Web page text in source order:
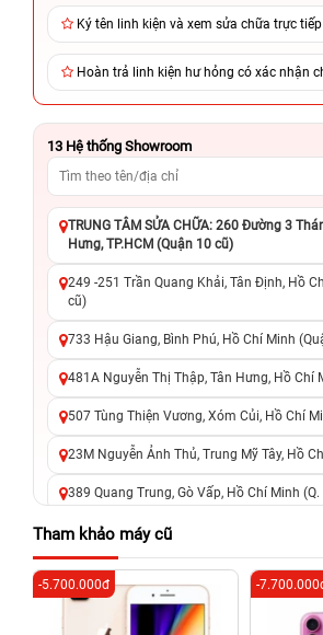
Ký tên linh kiện và xem sửa chữa trực tiếp
Hoàn trả linh kiện hư hỏng có xác nhận
13 Hệ thống Showroom
TRUNG TÂM SỬA CHỮA: 260 Đường 3
Hưng, TP.HCM (Quận 10 cũ)
249 -251 Trần Quang Khải, Tân Định, Hồ
cũ)
733 Hậu Giang, Bình Phú, Hồ Chí Minh
481A Nguyễn Thị Thập, Tân Hưng, Hồ Chí
507 Tùng Thiện Vương, Xóm Củi, Hồ Chí
23M Nguyễn Ảnh Thủ, Trung Mỹ Tây, Hồ
389 Quang Trung, Gò Vấp, Hồ Chí Minh
625 - 625A Âu Cơ, Tân Phú, Hồ Chí Minh
326 Lê Văn Việt, Tăng Nhơn Phú, Hồ Chí
Đức cũ)
256 Võ Văn Ngân, Thủ Đức, Hồ Chí Minh
Tham khảo máy cũ
-5.700.000đ -